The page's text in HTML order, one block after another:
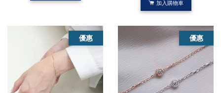
加入購物車
優惠 優惠